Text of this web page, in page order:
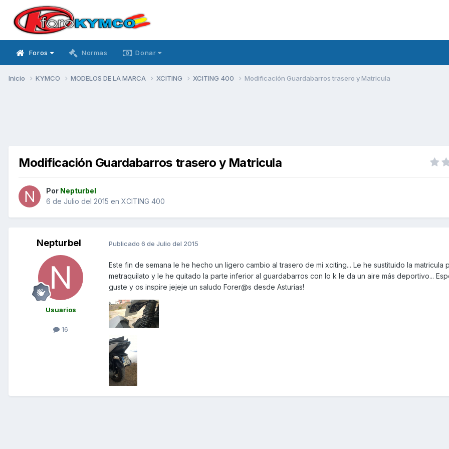
Foros Normas Donar
Inicio KYMCO MODELOS DE LA MARCA XCITING XCITING 400 Modificación Guardabarros trasero y Matricula
Modificación Guardabarros trasero y Matricula
Por Nepturbel
6 de Julio del 2015 en XCITING 400
Nepturbel
Usuarios
16
Publicado 6 de Julio del 2015
Este fin de semana le he hecho un ligero cambio al trasero de mi xciting... Le he sustituido la matricula
metraquilato y le he quitado la parte inferior al guardabarros con lo k le da un aire más deportivo...
guste y os inspire jejeje un saludo Forer@s desde Asturias!